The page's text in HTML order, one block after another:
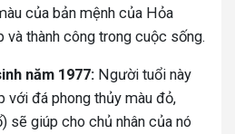
của bản mệnh của Hỏa
thành công trong cuộc sống.
năm 1977: Người tuổi này
với đá phong thủy màu đỏ,
sẽ giúp cho chủ nhân của nó